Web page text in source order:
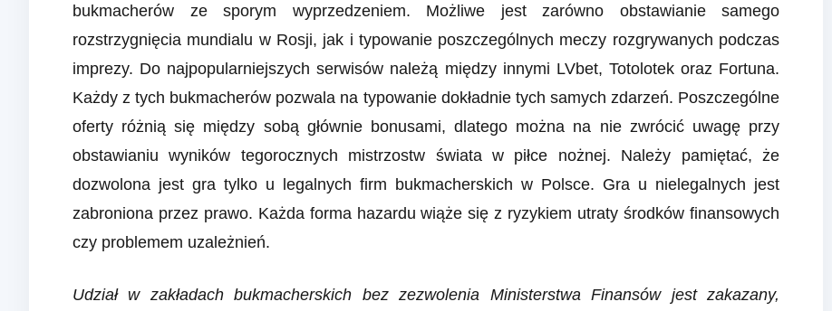
bukmacherów ze sporym wyprzedzeniem. Możliwe jest zarówno obstawianie samego
rozstrzygnięcia mundialu w Rosji, jak i typowanie poszczególnych meczy rozgrywanych podczas
imprezy. Do najpopularniejszych serwisów należą między innymi LVbet, Totolotek oraz Fortuna.
Każdy z tych bukmacherów pozwala na typowanie dokładnie tych samych zdarzeń. Poszczególne
oferty różnią się między sobą głównie bonusami, dlatego można na nie zwrócić uwagę przy
obstawianiu wyników tegorocznych mistrzostw świata w piłce nożnej. Należy pamiętać, że
dozwolona jest gra tylko u legalnych firm bukmacherskich w Polsce. Gra u nielegalnych jest
zabroniona przez prawo. Każda forma hazardu wiąże się z ryzykiem utraty środków finansowych
czy problemem uzależnień.
Udział w zakładach bukmacherskich bez zezwolenia Ministerstwa Finansów jest zakazany,